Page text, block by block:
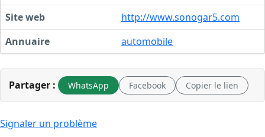
Site web
http://www.sonogar5.com
Annuaire
automobile
Partager : WhatsApp Facebook Copier le lien
Signaler un problème